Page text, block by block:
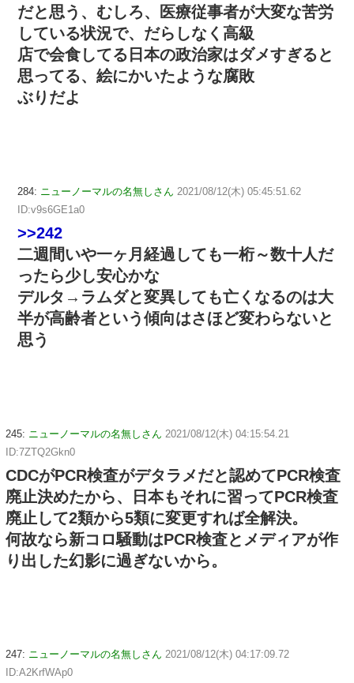
だと思う、むしろ、医療従事者が大変な苦労
している状況で、だらしなく高級
店で会食してる日本の政治家はダメすぎると
思ってる、絵にかいたような腐敗
ぶりだよ
284: ニューノーマルの名無しさん 2021/08/12(木) 05:45:51.62
ID:v9s6GE1a0
>>242
二週間いや一ヶ月経過しても一桁～数十人だ
ったら少し安心かな
デルタ→ラムダと変異しても亡くなるのは大
半が高齢者という傾向はさほど変わらないと
思う
245: ニューノーマルの名無しさん 2021/08/12(木) 04:15:54.21
ID:7ZTQ2Gkn0
CDCがPCR検査がデタラメだと認めてPCR検査
廃止決めたから、日本もそれに習ってPCR検査
廃止して2類から5類に変更すれば全解決。
何故なら新コロ騒動はPCR検査とメディアが作
り出した幻影に過ぎないから。
247: ニューノーマルの名無しさん 2021/08/12(木) 04:17:09.72
ID:A2KrfWAp0